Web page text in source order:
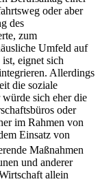
oder aber
des
zum
Umfeld auf
eignet sich
Allerdings
die soziale
sich eher die
oder
im Rahmen von
Einsatz von
Maßnahmen
und anderer
allein